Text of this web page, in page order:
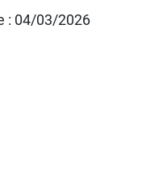
: 04/03/2026